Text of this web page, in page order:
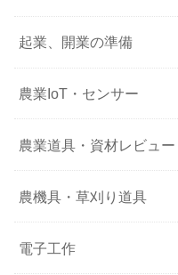
起業、開業の準備
農業IoT・センサー
農業道具・資材レビュー
農機具・草刈り道具
電子工作